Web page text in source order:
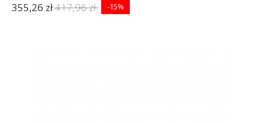
355,26 zł417,96 zł -15%